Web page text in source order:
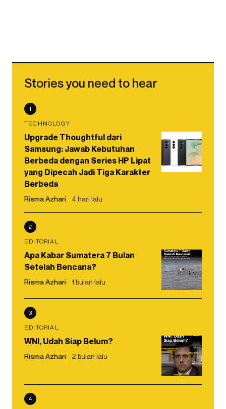
Stories you need to hear
1
TECHNOLOGY
Upgrade Thoughtful dari
Samsung: Jawab Kebutuhan
Berbeda dengan Series HP Lipat
yang Dipecah Jadi Tiga Karakter
Berbeda
Risma Azhari 4 hari lalu
2
EDITORIAL
Apa Kabar Sumatera 7 Bulan
Setelah Bencana?
Risma Azhari 1 bulan lalu
3
EDITORIAL
WNI, Udah Siap Belum?
Risma Azhari 2 bulan lalu
4